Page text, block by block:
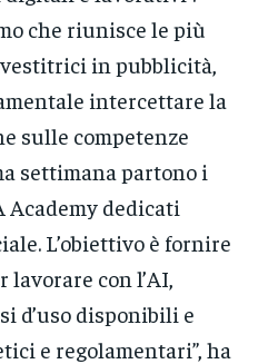
che riunisce le più
in pubblicità,
intercettare la
sulle competenze
settimana partono i
Academy dedicati
L’obiettivo è fornire
con l’AI,
d’uso disponibili e
e regolamentari”, ha